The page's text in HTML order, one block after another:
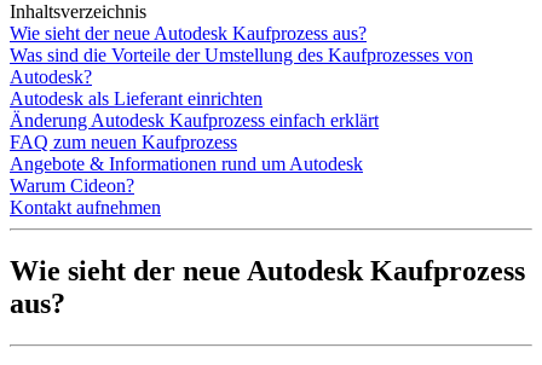
Inhaltsverzeichnis
Wie sieht der neue Autodesk Kaufprozess aus?
Was sind die Vorteile der Umstellung des Kaufprozesses von
Autodesk?
Autodesk als Lieferant einrichten
Änderung Autodesk Kaufprozess einfach erklärt
FAQ zum neuen Kaufprozess
Angebote & Informationen rund um Autodesk
Warum Cideon?
Kontakt aufnehmen
Wie sieht der neue Autodesk Kaufprozess
aus?